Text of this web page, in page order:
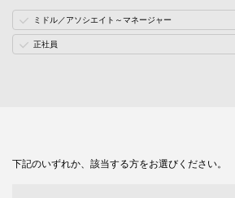
ミドル／アソシエイト～マネージャー
正社員
下記のいずれか、該当する方をお選びください。